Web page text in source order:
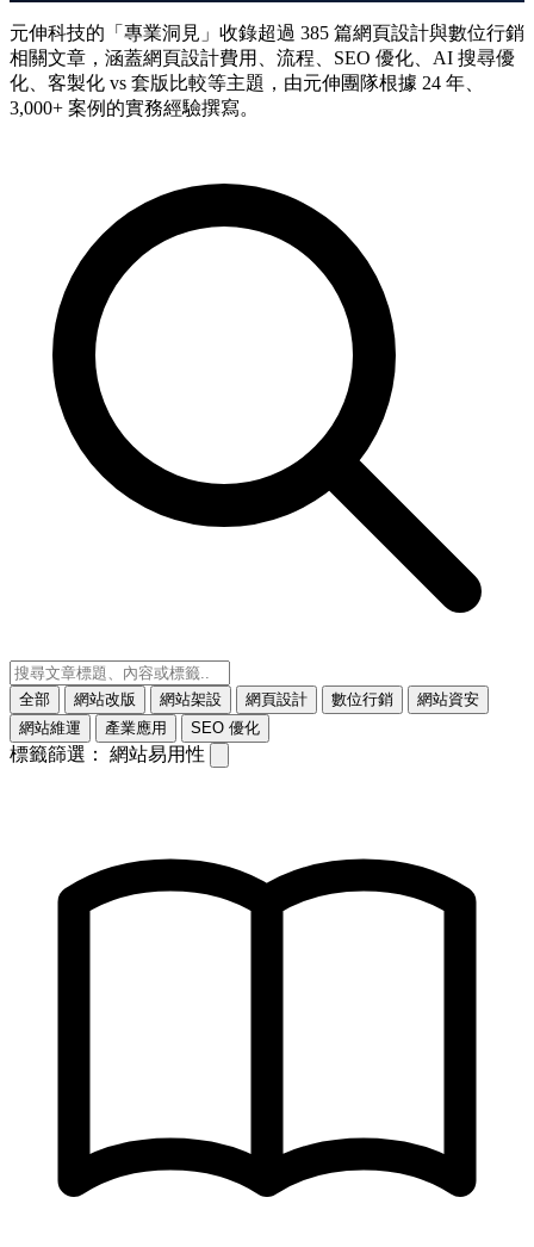
元伸科技的「專業洞見」收錄超過 385 篇網頁設計與數位行銷
相關文章，涵蓋網頁設計費用、流程、SEO 優化、AI 搜尋優
化、客製化 vs 套版比較等主題，由元伸團隊根據 24 年、
3,000+ 案例的實務經驗撰寫。
全部 網站改版 網站架設 網頁設計 數位行銷
網站資安
網站維運
產業應用 SEO 優化
標籤篩選： 網站易用性